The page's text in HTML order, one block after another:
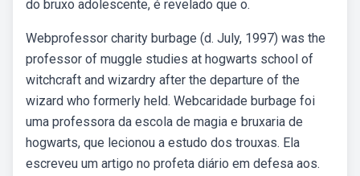
do bruxo adolescente, é revelado que o.
Webprofessor charity burbage (d. July, 1997) was the
professor of muggle studies at hogwarts school of
witchcraft and wizardry after the departure of the
wizard who formerly held. Webcaridade burbage foi
uma professora da escola de magia e bruxaria de
hogwarts, que lecionou a estudo dos trouxas. Ela
escreveu um artigo no profeta diário em defesa aos.